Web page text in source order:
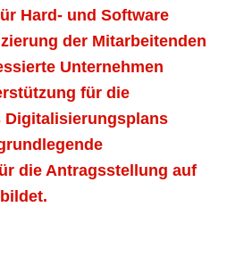
Hard- und Software
der Mitarbeitenden
Unternehmen
für die
Digitalisierungsplans
die Antragsstellung auf